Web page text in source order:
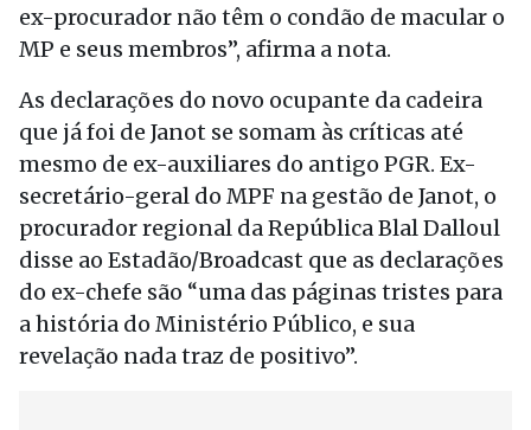
ex-procurador não têm o condão de macular o
MP e seus membros”, afirma a nota.
As declarações do novo ocupante da cadeira
que já foi de Janot se somam às críticas até
mesmo de ex-auxiliares do antigo PGR. Ex-
secretário-geral do MPF na gestão de Janot, o
procurador regional da República Blal Dalloul
disse ao Estadão/Broadcast que as declarações
do ex-chefe são “uma das páginas tristes para
a história do Ministério Público, e sua
revelação nada traz de positivo”.